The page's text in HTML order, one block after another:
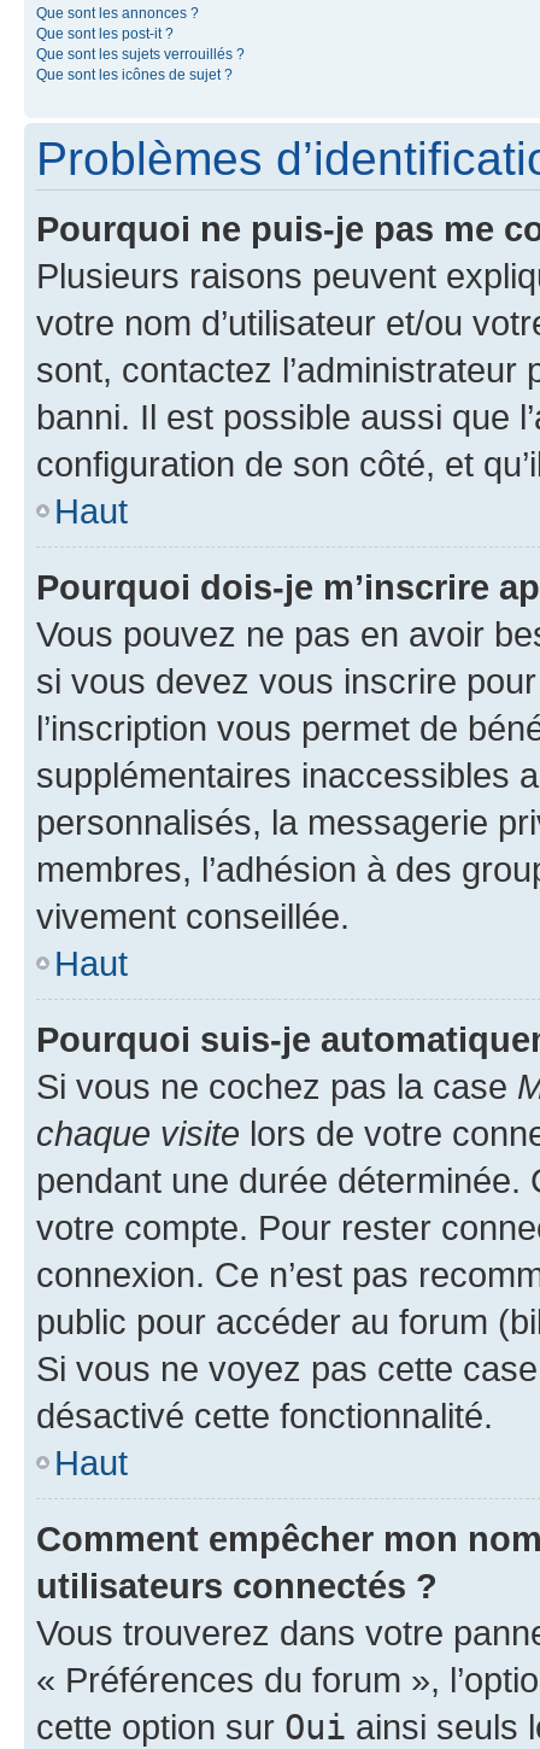
Que sont les annonces ?
Que sont les post-it ?
Que sont les sujets verrouillés ?
Que sont les icônes de sujet ?
Problèmes
Pourquoi ne puis-je pas me
Plusieurs raisons peuvent
votre nom d’utilisateur et/ou
sont, contactez l’administrateur
banni. Il est possible aussi que
configuration de son côté, et
Haut
Pourquoi dois-je m’inscrire
Vous pouvez ne pas en avoir
si vous devez vous inscrire
l’inscription vous permet de
supplémentaires inaccessibles
personnalisés, la messagerie
membres, l’adhésion à des
vivement conseillée.
Haut
Pourquoi suis-je
Si vous ne cochez pas la case
chaque visite lors de votre
pendant une durée déterminée.
votre compte. Pour rester
connexion. Ce n’est pas
public pour accéder au forum
Si vous ne voyez pas cette
désactivé cette fonctionnalité.
Haut
Comment empêcher mon
utilisateurs connectés ?
Vous trouverez dans votre
« Préférences du forum »,
cette option sur Oui ainsi seuls